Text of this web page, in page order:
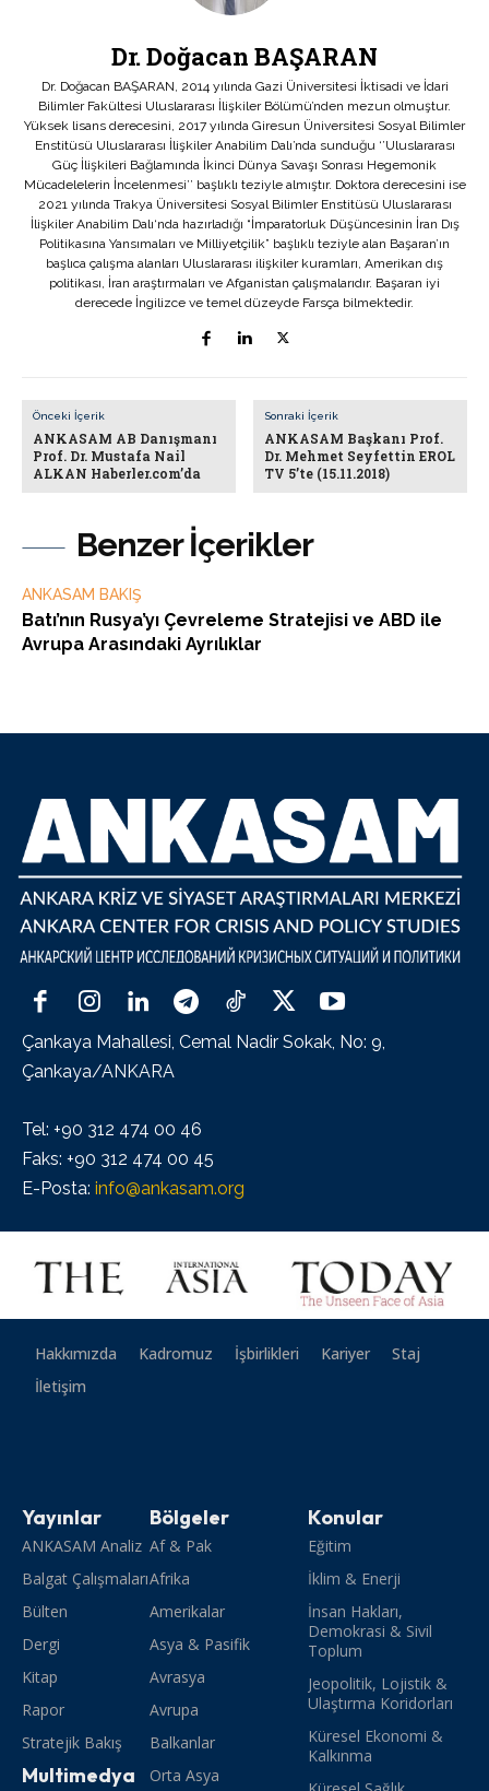
Benzer İçerikler
ANKASAM BAKIŞ
Batı’nın Rusya’yı Çevreleme Stratejisi ve ABD ile
Avrupa Arasındaki Ayrılıklar
Dr. Doğacan BAŞARAN
Dr. Doğacan BAŞARAN, 2014 yılında Gazi Üniversitesi İktisadi ve İdari
Bilimler Fakültesi Uluslararası İlişkiler Bölümü’nden mezun olmuştur.
Yüksek lisans derecesini, 2017 yılında Giresun Üniversitesi Sosyal Bilimler
Enstitüsü Uluslararası İlişkiler Anabilim Dalı’nda sunduğu ‘’Uluslararası
Güç İlişkileri Bağlamında İkinci Dünya Savaşı Sonrası Hegemonik
Mücadelelerin İncelenmesi’’ başlıklı teziyle almıştır. Doktora derecesini ise
2021 yılında Trakya Üniversitesi Sosyal Bilimler Enstitüsü Uluslararası
İlişkiler Anabilim Dalı‘nda hazırladığı “İmparatorluk Düşüncesinin İran Dış
Politikasına Yansımaları ve Milliyetçilik” başlıklı teziyle alan Başaran’ın
başlıca çalışma alanları Uluslararası ilişkiler kuramları, Amerikan dış
politikası, İran araştırmaları ve Afganistan çalışmalarıdır. Başaran iyi
derecede İngilizce ve temel düzeyde Farsça bilmektedir.
Önceki İçerik
ANKASAM AB Danışmanı
Prof. Dr. Mustafa Nail
ALKAN Haberler.com’da
Sonraki İçerik
ANKASAM Başkanı Prof.
Dr. Mehmet Seyfettin EROL
TV 5’te (15.11.2018)
Çankaya Mahallesi, Cemal Nadir Sokak, No: 9,
Çankaya/ANKARA
Tel: +90 312 474 00 46
Faks: +90 312 474 00 45
E-Posta: info@ankasam.org
Hakkımızda Kadromuz İşbirlikleri Kariyer
Staj
İletişim
Yayınlar
ANKASAM Analiz
Balgat Çalışmaları
Bülten
Dergi
Kitap
Rapor
Stratejik Bakış
Multimedya
Bölgeler
Af & Pak
Afrika
Amerikalar
Asya & Pasifik
Avrasya
Avrupa
Balkanlar
Orta Asya
Konular
Eğitim
İklim & Enerji
İnsan Hakları,
Demokrasi & Sivil
Toplum
Jeopolitik, Lojistik &
Ulaştırma Koridorları
Küresel Ekonomi &
Kalkınma